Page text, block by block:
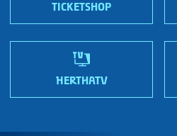
TICKETSHOP
HERTHATV